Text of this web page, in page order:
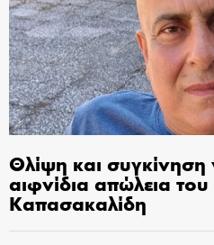
Θλίψη και
αιφνίδια απώλεια
Καπασακαλίδη